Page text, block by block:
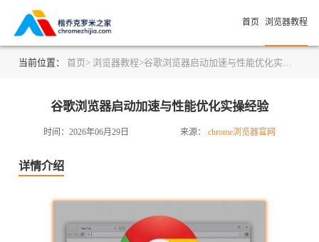
首页 浏览器教程
当前位置： 首页> 浏览器教程>谷歌浏览器启动加速与性能优化实操经验
谷歌浏览器启动加速与性能优化实操经验
时间：2026年06月29日 来源： chrome浏览器官网
详情介绍